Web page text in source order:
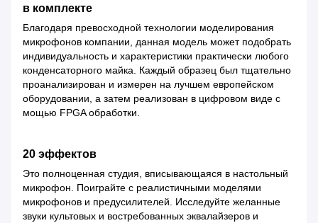
в комплекте
Благодаря превосходной технологии моделирования
микрофонов компании, данная модель может подобрать
индивидуальность и характеристики практически любого
конденсаторного майка. Каждый образец был тщательно
проанализирован и измерен на лучшем европейском
оборудовании, а затем реализован в цифровом виде с
мощью FPGA обработки.
20 эффектов
Это полноценная студия, вписывающаяся в настольный
микрофон. Поиграйте с реалистичными моделями
микрофонов и предусилителей. Исследуйте желанные
звуки культовых и востребованных эквалайзеров и